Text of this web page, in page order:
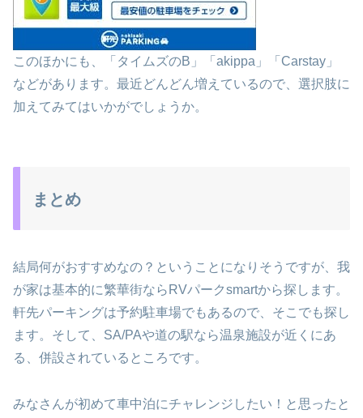
このほかにも、「タイムズのB」「akippa」「Carstay」
などがあります。最近どんどん増えているので、選択肢に
加えてみてはいかがでしょうか。
まとめ
結局何がおすすめなの？ということになりそうですが、我
が家は基本的に繁華街ならRVパークsmartから探します。
軒先パーキングは予約駐車場でもあるので、そこでも探し
ます。そして、SA/PAや道の駅なら温泉施設が近くにあ
る、併設されているところです。
みなさんが初めて車中泊にチャレンジしたい！と思ったと